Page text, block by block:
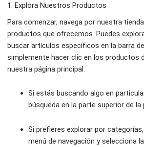
1. Explora Nuestros Productos
Para comenzar, navega por nuestra
productos que ofrecemos. Puedes
buscar artículos específicos en la barra
simplemente hacer clic en los productos
nuestra página principal.
Si estás buscando algo en
búsqueda en la parte superior de la
Si prefieres explorar por
menú de navegación y selecciona